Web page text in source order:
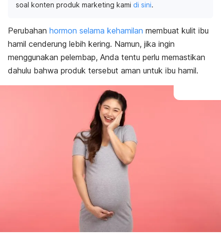
soal konten produk marketing kami di sini.
Perubahan hormon selama kehamilan membuat kulit ibu
hamil cenderung lebih kering. Namun, jika ingin
menggunakan pelembap, Anda tentu perlu memastikan
dahulu bahwa produk tersebut aman untuk ibu hamil.